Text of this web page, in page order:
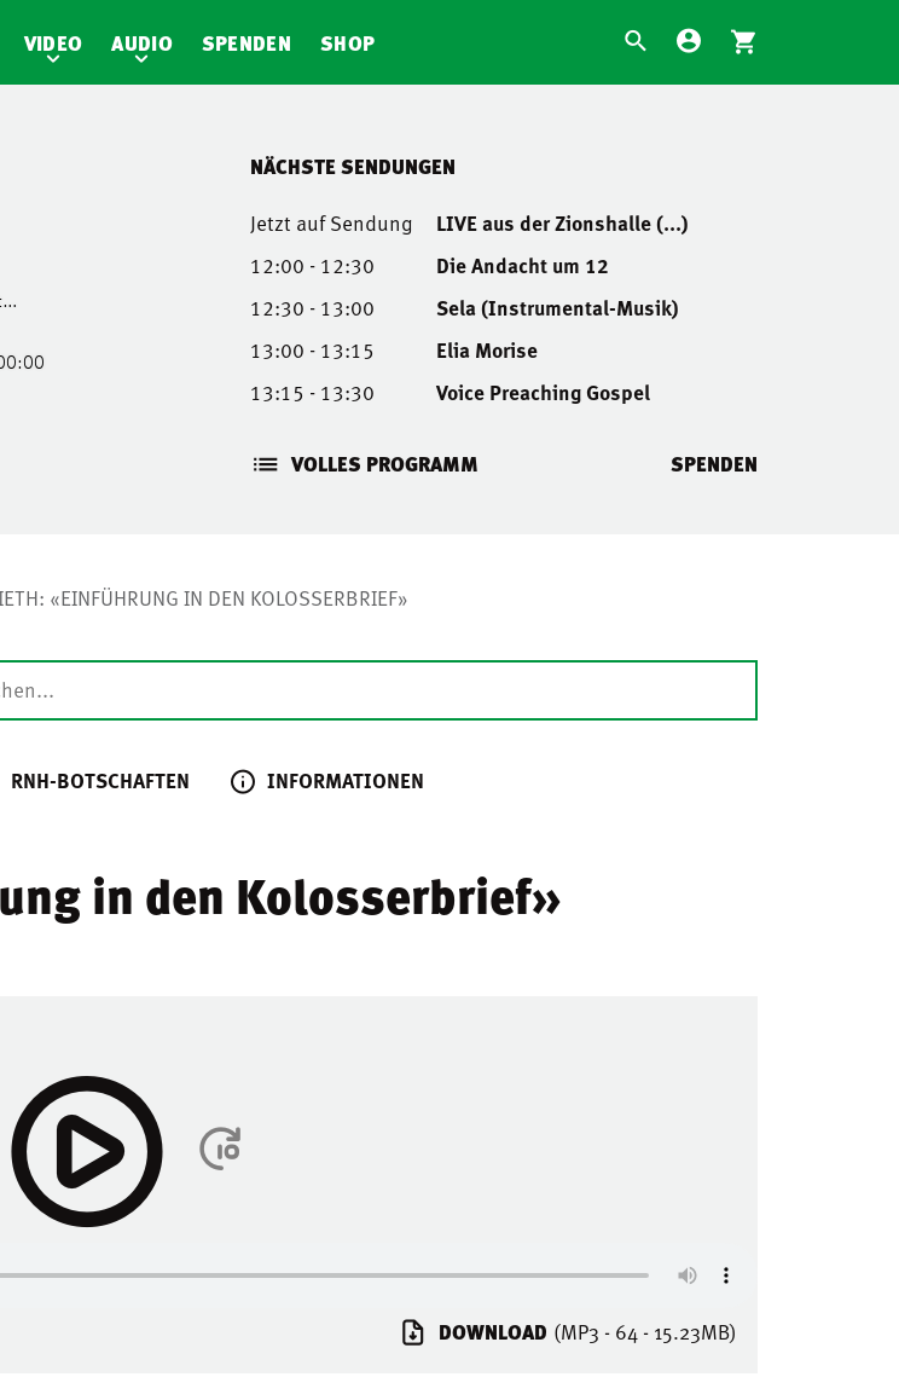
VIDEO AUDIO SPENDEN SHOP
NÄCHSTE SENDUNGEN
Jetzt auf Sendung
LIVE aus der Zionshalle (...)
12:00 - 12:30
Die Andacht um 12
12:30 - 13:00
Sela (Instrumental-Musik)
13:00 - 13:15
Elia Morise
13:15 - 13:30
Voice Preaching Gospel
VOLLES PROGRAMM SPENDEN
«EINFÜHRUNG IN DEN KOLOSSERBRIEF»
RNH-BOTSCHAFTEN INFORMATIONEN
in den Kolosserbrief»
DOWNLOAD (MP3 - 64 - 15.23MB)